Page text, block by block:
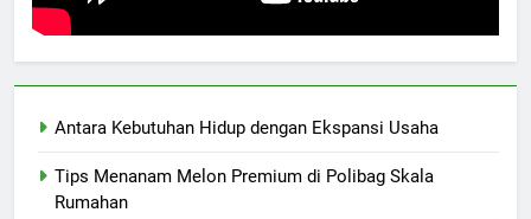
Antara Kebutuhan Hidup dengan Ekspansi Usaha
Tips Menanam Melon Premium di Polibag Skala
Rumahan